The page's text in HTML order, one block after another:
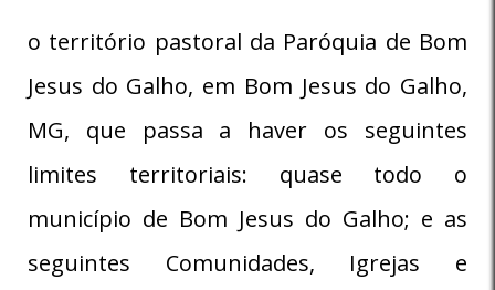
o território pastoral da Paróquia de Bom
Jesus do Galho, em Bom Jesus do Galho,
MG, que passa a haver os seguintes
limites territoriais: quase todo o
município de Bom Jesus do Galho; e as
seguintes Comunidades, Igrejas e